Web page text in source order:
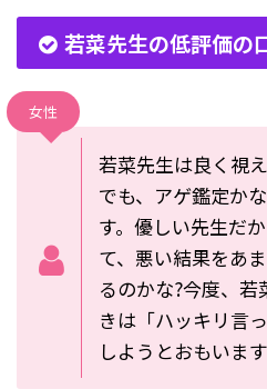
若菜先生の低評価の
女性
若菜先生は良く視
でも、アゲ鑑定か
す。優しい先生だ
て、悪い結果をあ
るのかな?今度、
きは「ハッキリ言
しようとおもいます